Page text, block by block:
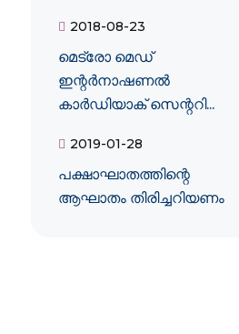
2018-08-23
മെട്രോ മെഡ്
ഇന്റർനാഷണൽ
കാർഡിയാക് സെന്ററി...
2019-01-28
പക്ഷാഘാതത്തിന്റെ
ആഘാതം തിരിച്ചറിയണം